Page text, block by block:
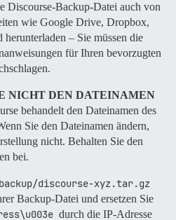
Discourse-Backup-Datei auch von
wie Google Drive, Dropbox,
– Sie müssen die
für Ihren bevorzugten
NICHT DEN DATEINAMEN
behandelt den Dateinamen des
Sie den Dateinamen ändern,
nicht. Behalten Sie den
bei.
discourse-xyz.tar.gz
Backup-Datei und ersetzen Sie
durch die IP-Adresse